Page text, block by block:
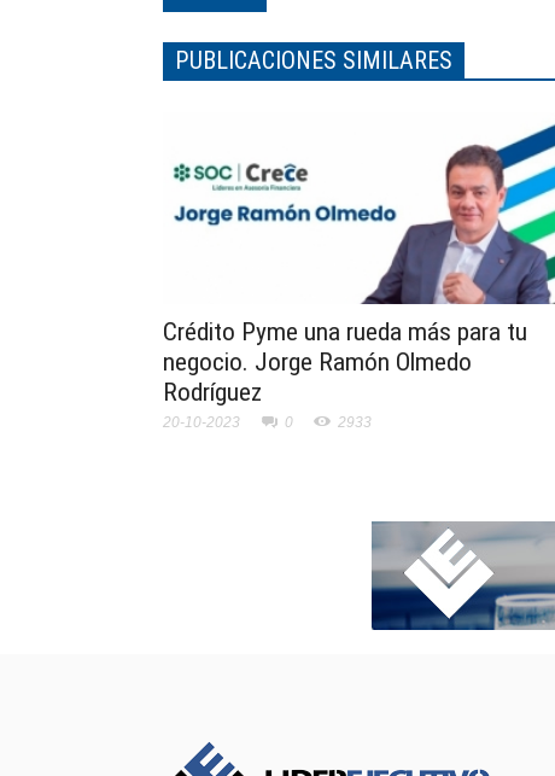
PUBLICACIONES SIMILARES
Crédito Pyme una rueda más para tu
negocio. Jorge Ramón Olmedo
Rodríguez
20-10-2023 0 2933